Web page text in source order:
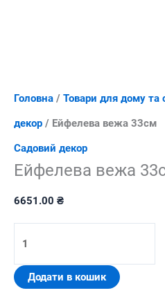
Головна / Товари для дому та
декор / Ейфелева вежа 33см
Садовий декор
Ейфелева вежа
6651.00 ₴
33см
Додати в кошик